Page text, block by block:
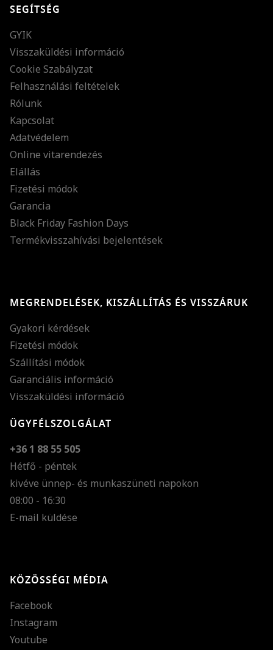
SEGÍTSÉG
GYIK
Visszaküldési információ
Cookie Szabályzat
Felhasználási feltételek
Rólunk
Kapcsolat
Adatvédelem
Online vitarendezés
Elállás
Fizetési módok
Garancia
Black Friday Fashion Days
Termékvisszahívási bejelentések
MEGRENDELÉSEK, KISZÁLLÍTÁS ÉS VISSZÁRUK
Gyakori kérdések
Fizetési módok
Szállítási módok
Garanciális információ
Visszaküldési információ
ÜGYFÉLSZOLGÁLAT
+36 1 88 55 505
Hétfő - péntek
kivéve ünnep- és munkaszüneti napokon
08:00 - 16:30
E-mail küldése
KÖZÖSSÉGI MÉDIA
Facebook
Instagram
Youtube